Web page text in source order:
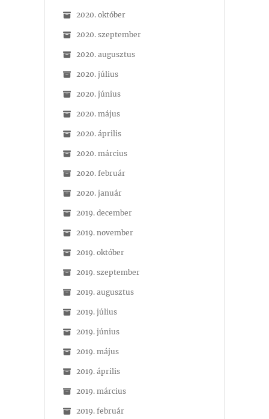
2020. október
2020. szeptember
2020. augusztus
2020. július
2020. június
2020. május
2020. április
2020. március
2020. február
2020. január
2019. december
2019. november
2019. október
2019. szeptember
2019. augusztus
2019. július
2019. június
2019. május
2019. április
2019. március
2019. február